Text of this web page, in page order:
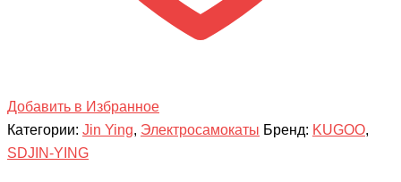
Добавить в Избранное
Категории: Jin Ying, Электросамокаты Бренд: KUGOO,
SDJIN-YING